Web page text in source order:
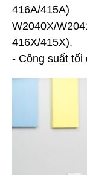
W2040X/
416X/415X).
- Công suất tối